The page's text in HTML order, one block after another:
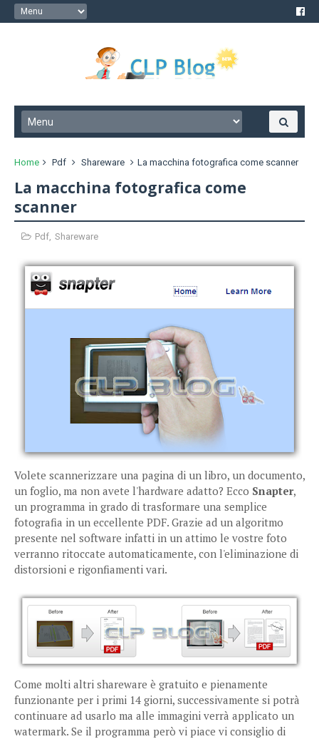
Home Pdf Shareware La macchina fotografica come scanner
La macchina fotografica come
scanner
Pdf, Shareware
Volete scannerizzare una pagina di un libro, un documento,
un foglio, ma non avete l'hardware adatto? Ecco Snapter,
un programma in grado di trasformare una semplice
fotografia in un eccellente PDF. Grazie ad un algoritmo
presente nel software infatti in un attimo le vostre foto
verranno ritoccate automaticamente, con l'eliminazione di
distorsioni e rigonfiamenti vari.
Come molti altri shareware è gratuito e pienamente
funzionante per i primi 14 giorni, successivamente si potrà
continuare ad usarlo ma alle immagini verrà applicato un
watermark. Se il programma però vi piace vi consiglio di